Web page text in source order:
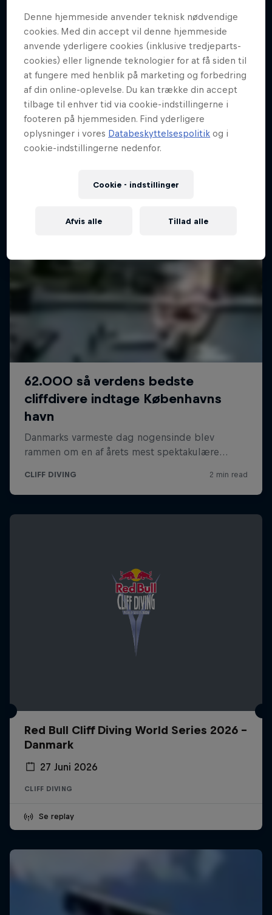
Red Bull Cliff Diving World Series 2026 -
Danmark
27 Juni 2026
CLIFF DIVING
Se replay
Denne hjemmeside anvender teknisk nødvendige
cookies. Med din accept vil denne hjemmeside
anvende yderligere cookies (inklusive tredjeparts-
cookies) eller lignende teknologier for at få siden til
at fungere med henblik på marketing og forbedring
af din online-oplevelse. Du kan trække din accept
tilbage til enhver tid via cookie-indstillingerne i
footeren på hjemmesiden. Find yderligere
oplysninger i vores Databeskyttelsespolitik og i
cookie-indstillingerne nedenfor.
Cookie - indstillinger
Afvis alle Tillad alle